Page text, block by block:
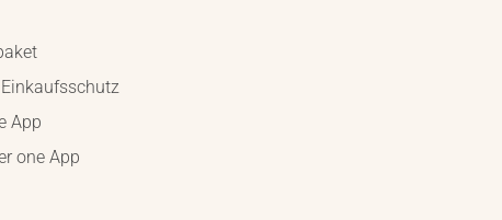
App
one App